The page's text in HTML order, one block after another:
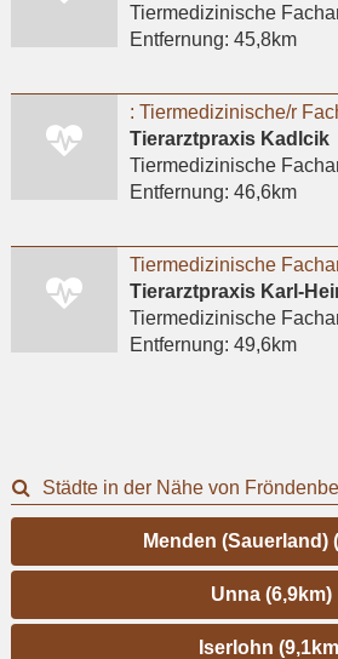
Tiermedizinische
Entfernung: 45,8km
: Tiermedizinische/r
Tierarztpraxis Kadlcik
Tiermedizinische
Entfernung: 46,6km
Tierarztpraxis Karl-
Tiermedizinische
Entfernung: 49,6km
Städte in der Nähe von
Menden (Sauerland)
Unna (6,9km)
Iserlohn